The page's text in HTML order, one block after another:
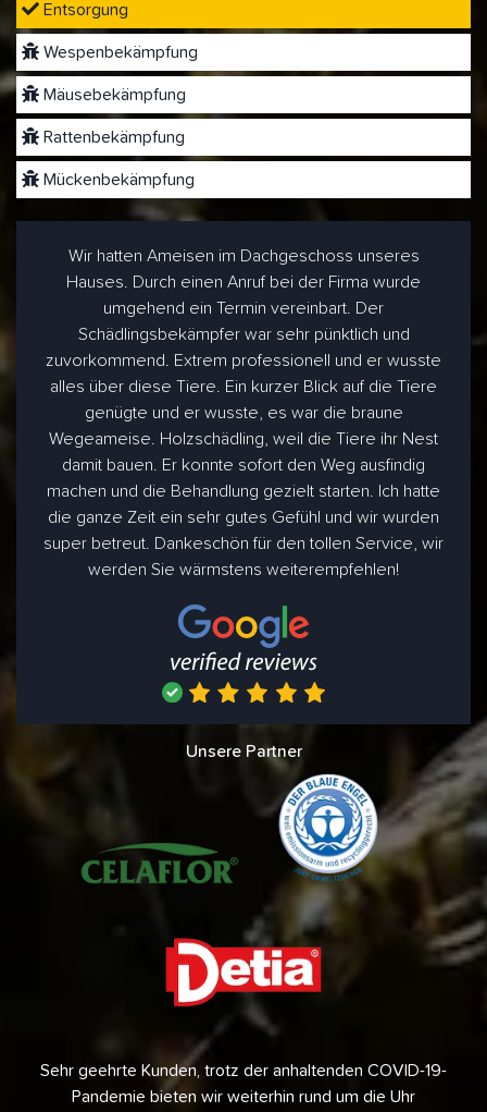
Entsorgung
Wespenbekämpfung
Mäusebekämpfung
Rattenbekämpfung
Mückenbekämpfung
Wir hatten Ameisen im Dachgeschoss unseres
Hauses. Durch einen Anruf bei der Firma wurde
umgehend ein Termin vereinbart. Der
Schädlingsbekämpfer war sehr pünktlich und
zuvorkommend. Extrem professionell und er wusste
alles über diese Tiere. Ein kurzer Blick auf die Tiere
genügte und er wusste, es war die braune
Wegeameise. Holzschädling, weil die Tiere ihr Nest
damit bauen. Er konnte sofort den Weg ausfindig
machen und die Behandlung gezielt starten. Ich hatte
die ganze Zeit ein sehr gutes Gefühl und wir wurden
super betreut. Dankeschön für den tollen Service, wir
werden Sie wärmstens weiterempfehlen!
Unsere Partner
Sehr geehrte Kunden, trotz der anhaltenden COVID-19-
Pandemie bieten wir weiterhin rund um die Uhr